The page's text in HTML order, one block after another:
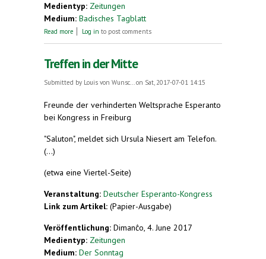
Medientyp: Zeitungen
Medium: Badisches Tagblatt
Read more about Wenn "hamleto" viel "aklamo" bekommt
Log in to post comments
Treffen in der Mitte
Submitted by Louis von Wunsc...on Sat, 2017-07-01 14:15
Freunde der verhinderten Weltsprache Esperanto
bei Kongress in Freiburg
"Saluton", meldet sich Ursula Niesert am Telefon.
(...)
(etwa eine Viertel-Seite)
Veranstaltung: Deutscher Esperanto-Kongress
Link zum Artikel: (Papier-Ausgabe)
Veröffentlichung: Dimanĉo, 4. June 2017
Medientyp: Zeitungen
Medium: Der Sonntag